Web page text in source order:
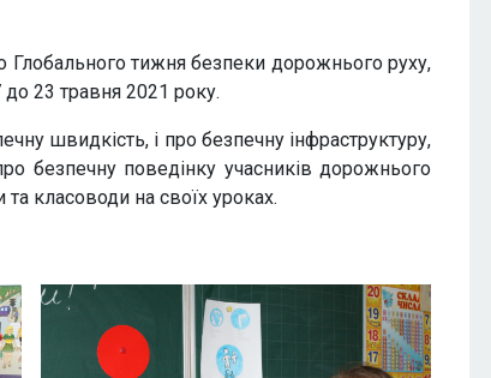
Глобального тижня безпеки дорожнього руху,
23 травня 2021 року.
швидкість, і про безпечну інфраструктуру,
безпечну поведінку учасників дорожнього
класоводи на своїх уроках.